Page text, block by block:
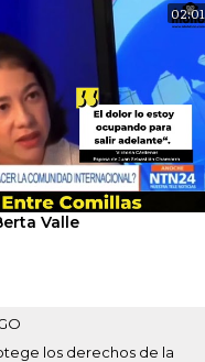
02:01
Valle
los derechos de la